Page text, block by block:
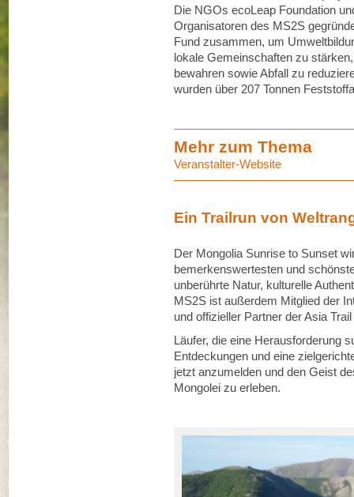
Die NGOs ecoLeap Foundation
Organisatoren des MS2S
Fund zusammen, um
lokale Gemeinschaften zu
bewahren sowie Abfall zu
wurden über 207 Tonnen
Mehr zum Thema
Veranstalter-Website
Ein Trailrun von
Der Mongolia Sunrise to Sunset
bemerkenswertesten und
unberührte Natur, kulturelle
MS2S ist außerdem Mitglied der
und offizieller Partner der Asia
Läufer, die eine Herausforderung
Entdeckungen und eine
jetzt anzumelden und den Geist
Mongolei zu erleben.